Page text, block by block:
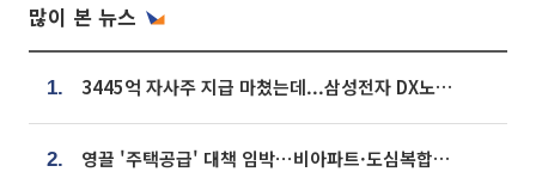
많이 본 뉴스
1. 3445억 자사주 지급 마쳤는데...삼성전자 DX노조, 뒤늦은 '떼쓰기 집회'
2. 영끌 '주택공급' 대책 임박⋯비아파트·도심복합까지 총동원